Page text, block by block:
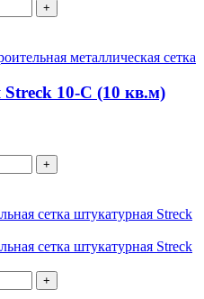
+
металлическая сетка
10-С (10 кв.м)
+
+